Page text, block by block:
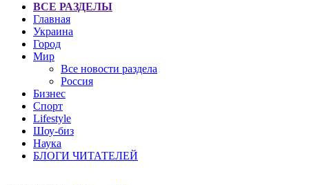
ВСЕ РАЗДЕЛЫ
Главная
Украина
Город
Мир
Все новости раздела
Россия
Бизнес
Спорт
Lifestyle
Шоу-биз
Наука
БЛОГИ ЧИТАТЕЛЕЙ